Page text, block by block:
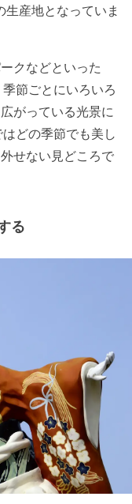
産地となっていま
クなどといった
節ごとにいろいろ
がっている光景に
どの季節でも美し
せない見どころで
る